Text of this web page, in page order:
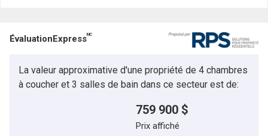
ÉvaluationExpressMC
La valeur approximative d'une propriété de 4 chambres
à coucher et 3 salles de bain dans ce secteur est de:
759 900 $
Prix affiché